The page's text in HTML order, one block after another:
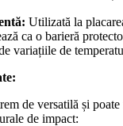
Utilizată la
ca o barieră
variațiile de
de versatilă și
de impact: